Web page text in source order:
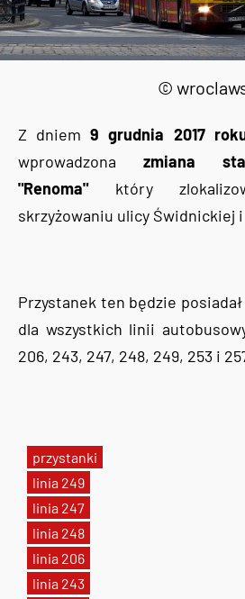
przystanki
linia 249
linia 247
linia 248
linia 206
linia 243
©
Z dniem9 grudnia 2017
wprowadzona zmiana
"Renoma"który
skrzyżowaniu ulicy Świdnickiej
Przystanek ten będzie posiadał
dla wszystkich linii
206, 243, 247, 248, 249, 253 i